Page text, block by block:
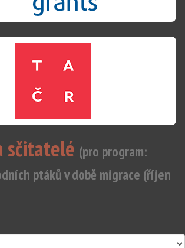
sčitatelé (pro program:
ptáků v době migrace (říjen